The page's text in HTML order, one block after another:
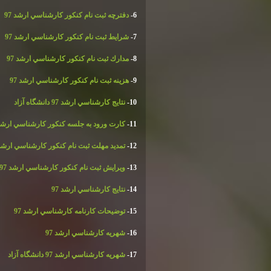
6- دفترچه ثبت نام كنكور كارشناسي ارشد 97
7- شرايط ثبت نام كنكور كارشناسي ارشد 97
8- مدارك ثبت نام كنكور كارشناسي ارشد 97
9- هزينه ثبت نام كنكور كارشناسي ارشد 97
10- نتايج كارشناسي ارشد 97 دانشگاه آزاد
11- كارت ورود به جلسه كنكور كارشناسي ارشد
12- تمديد مهلت ثبت نام كنكور كارشناسي ارشد
13- ويرايش ثبت نام كنكور كارشناسي ارشد 97
14- نتايج كارشناسي ارشد 97
15- توضيحات كارنامه كارشناسي ارشد 97
16- شهريه كارشناسي ارشد 97
17- شهريه كارشناسي ارشد 97 دانشگاه آزاد